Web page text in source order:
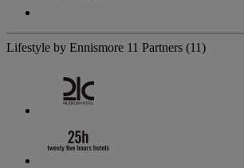
Lifestyle by Ennismore 11 Partners (11)